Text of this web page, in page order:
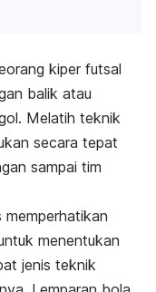
kiper futsal
balik atau
Melatih teknik
secara tepat
sampai tim
memperhatikan
menentukan
jenis teknik